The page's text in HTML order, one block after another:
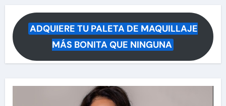
entradas
ADQUIERE TU PALETA DE MAQUILLAJE
MÁS BONITA QUE NINGUNA